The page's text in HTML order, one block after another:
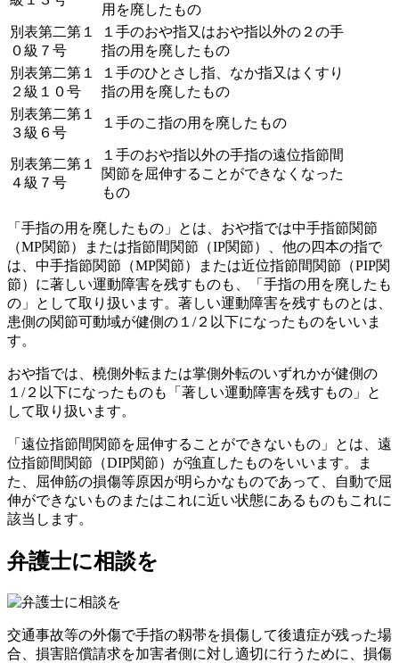
用を廃したもの
別表第二第１
０級７号
１手のおや指又はおや指以外の２の手
指の用を廃したもの
別表第二第１
２級１０号
１手のひとさし指、なか指又はくすり
指の用を廃したもの
別表第二第１
３級６号
１手のこ指の用を廃したもの
別表第二第１
４級７号
１手のおや指以外の手指の遠位指節間
関節を屈伸することができなくなった
もの
「 手指の用を廃したもの 」とは、 おや指では中手指節関節
（MP関節）または指節間関節（IP関節）
他の四本の指で
は、中手指節関節（MP関節）または近位指節間関節（PIP関
節） に著しい運動障害を残すものも、「手指の用を廃したも
の」として取り扱います。著しい運動障害を残すものとは、
患側の関節可動域が健側の１/２以下になったものをいいま
す。
おや指では、橈側外転または掌側外転のいずれかが健側の
１/２以下になったものも「著しい運動障害を残すもの」と
して取り扱います。
「 遠位指節間関節を屈伸することができないもの 」とは、 遠
位指節間関節（DIP関節） が強直したものをいいます。ま
た、屈伸筋の損傷等原因が明らかなものであって、自動で屈
伸ができないものまたはこれに近い状態にあるものもこれに
該当します。
弁護士に相談を
交通事故等の外傷で手指の靱帯を損傷して後遺症が残った場
合、損害賠償請求を加害者側に対し適切に行うために、損傷